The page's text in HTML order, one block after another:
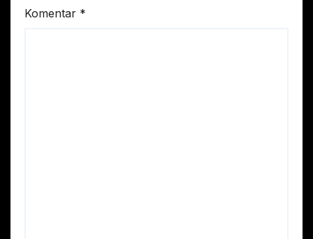
Komentar *